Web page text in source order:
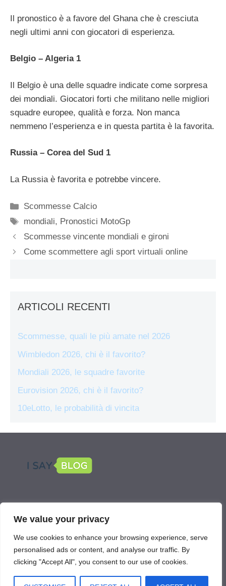
We value your privacy
We use cookies to enhance your browsing experience, serve
personalised ads or content, and analyse our traffic. By
clicking "Accept All", you consent to our use of cookies.
Il pronostico è a favore del Ghana che è cresciuta
negli ultimi anni con giocatori di esperienza.
Belgio – Algeria 1
Il Belgio è una delle squadre indicate come sorpresa
dei mondiali. Giocatori forti che militano nelle migliori
squadre europee, qualità e forza. Non manca
nemmeno l’esperienza e in questa partita è la favorita.
Russia – Corea del Sud 1
La Russia è favorita e potrebbe vincere.
Categorie
Scommesse Calcio
Tag
mondiali, Pronostici MotoGp
Scommesse vincente mondiali e gironi
Come scommettere agli sport virtuali online
ARTICOLI RECENTI
Scommesse, quali le più amate nel 2026
Wimbledon 2026, chi è il favorito?
Mondiali 2026, le squadre favorite
Eurovision 2026, chi è il favorito?
10eLotto, le probabilità di vincita
LEGAL
Scommetti Online is part of the network
IsayBlog!